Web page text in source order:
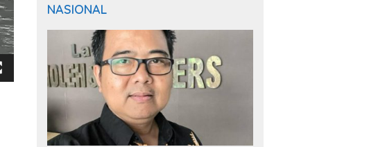
NASIONAL